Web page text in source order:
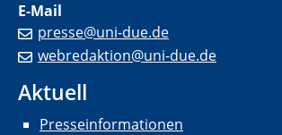
E-Mail
presse@uni-due.de
webredaktion@uni-due.de
Aktuell
Presseinformationen